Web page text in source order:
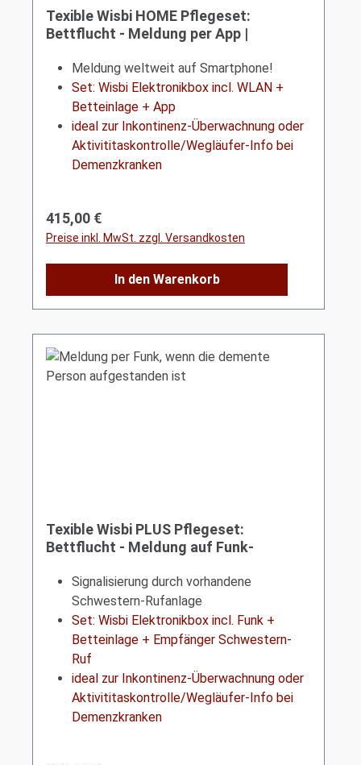
Texible Wisbi HOME Pflegeset:
Bettflucht - Meldung per App |
Meldung weltweit auf Smartphone!
Set: Wisbi Elektronikbox incl. WLAN +
Betteinlage + App
ideal zur Inkontinenz-Überwachnung oder
Aktivititaskontrolle/Wegläufer-Info bei
Demenzkranken
Regulärer Preis:
415,00 €
Preise inkl. MwSt. zzgl. Versandkosten
In den Warenkorb
Texible Wisbi PLUS Pflegeset:
Bettflucht - Meldung auf Funk-
Signalisierung durch vorhandene
Schwestern-Rufanlage
Set: Wisbi Elektronikbox incl. Funk +
Betteinlage + Empfänger Schwestern-
Ruf
ideal zur Inkontinenz-Überwachnung oder
Aktivititaskontrolle/Wegläufer-Info bei
Demenzkranken